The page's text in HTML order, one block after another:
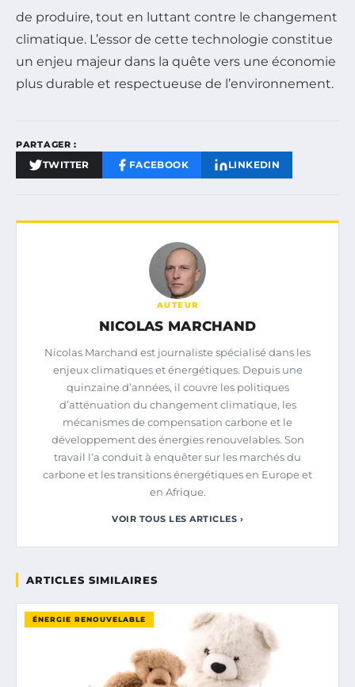
de produire, tout en luttant contre le changement
climatique. L’essor de cette technologie constitue
un enjeu majeur dans la quête vers une économie
plus durable et respectueuse de l’environnement.
PARTAGER :
TWITTER FACEBOOK LINKEDIN
AUTEUR
NICOLAS MARCHAND
Nicolas Marchand est journaliste spécialisé dans les
enjeux climatiques et énergétiques. Depuis une
quinzaine d’années, il couvre les politiques
d’atténuation du changement climatique, les
mécanismes de compensation carbone et le
développement des énergies renouvelables. Son
travail l’a conduit à enquêter sur les marchés du
carbone et les transitions énergétiques en Europe et
en Afrique.
VOIR TOUS LES ARTICLES ›
ARTICLES SIMILAIRES
ÉNERGIE RENOUVELABLE